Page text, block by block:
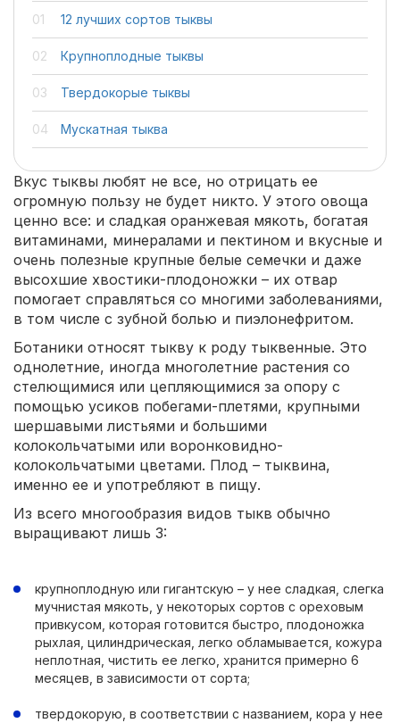
12 лучших сортов тыквы
Крупноплодные тыквы
Твердокорые тыквы
Мускатная тыква
Вкус тыквы любят не все, но отрицать ее
огромную пользу не будет никто. У этого овоща
ценно все: и сладкая оранжевая мякоть, богатая
витаминами, минералами и пектином и вкусные и
очень полезные крупные белые семечки и даже
высохшие хвостики-плодоножки – их отвар
помогает справляться со многими заболеваниями,
в том числе с зубной болью и пиэлонефритом.
Ботаники относят тыкву к роду тыквенные. Это
однолетние, иногда многолетние растения со
стелющимися или цепляющимися за опору с
помощью усиков побегами-плетями, крупными
шершавыми листьями и большими
колокольчатыми или воронковидно-
колокольчатыми цветами. Плод – тыквина,
именно ее и употребляют в пищу.
Из всего многообразия видов тыкв обычно
выращивают лишь 3:
крупноплодную или гигантскую – у нее сладкая, слегка
мучнистая мякоть, у некоторых сортов с ореховым
привкусом, которая готовится быстро, плодоножка
рыхлая, цилиндрическая, легко обламывается, кожура
неплотная, чистить ее легко, хранится примерно 6
месяцев, в зависимости от сорта;
твердокорую, в соответствии с названием, кора у нее